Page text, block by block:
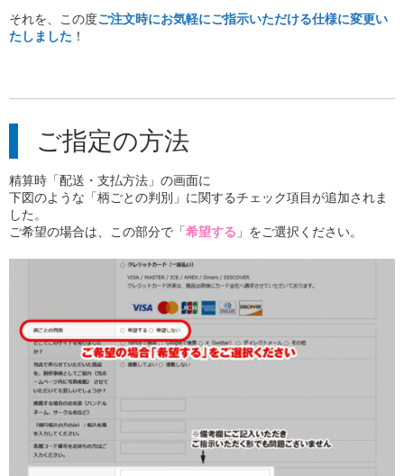
それを、この度ご注文時にお気軽にご指示いただける仕様に変更い
たしました ！
ご指定の方法
精算時「配送・支払方法」の画面に
下図のような「柄ごとの判別」に関するチェック項目が追加されま
した。
ご希望の場合は、この部分で「希望する 」をご選択ください。